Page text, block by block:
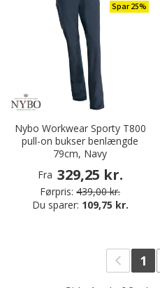
Spar 25%
Nybo Workwear Sporty T800
pull-on bukser benlængde
79cm, Navy
Fra 329,25 kr.
Førpris: 439,00 kr.
Du sparer: 109,75 kr.
1